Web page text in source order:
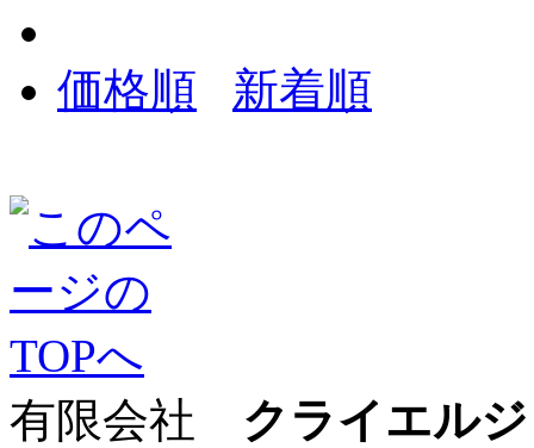
価格順 新着順
有限会社 クライエル